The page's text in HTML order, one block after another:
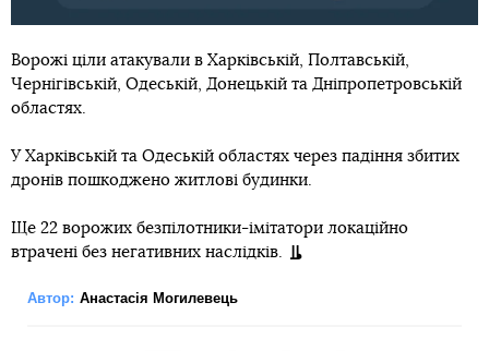
Ворожі ціли атакували в Харківській, Полтавській,
Чернігівській, Одеській, Донецькій та Дніпропетровській
областях.
У Харківській та Одеській областях через падіння збитих
дронів пошкоджено житлові будинки.
Ще 22 ворожих безпілотники-імітатори локаційно
втрачені без негативних наслідків.
Автор: Анастасія Могилевець